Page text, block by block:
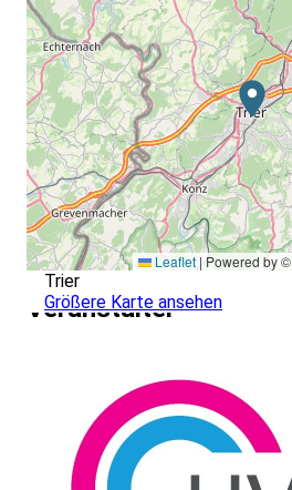
Leaflet |Powered by ©
Trier
Größere Karte ansehen
Veranstalter